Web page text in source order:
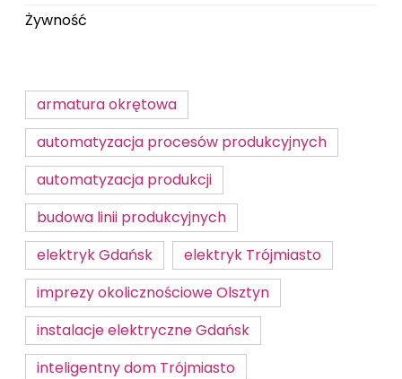
Żywność
armatura okrętowa
automatyzacja procesów produkcyjnych
automatyzacja produkcji
budowa linii produkcyjnych
elektryk Gdańsk
elektryk Trójmiasto
imprezy okolicznościowe Olsztyn
instalacje elektryczne Gdańsk
inteligentny dom Trójmiasto